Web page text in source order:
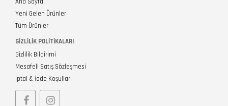
Yeni Gelen Ürünler
Tüm Ürünler
GIZLILIK POLITIKALARI
Gizlilik Bildirimi
Mesafeli Satış Sözleşmesi
İptal & İade Koşulları